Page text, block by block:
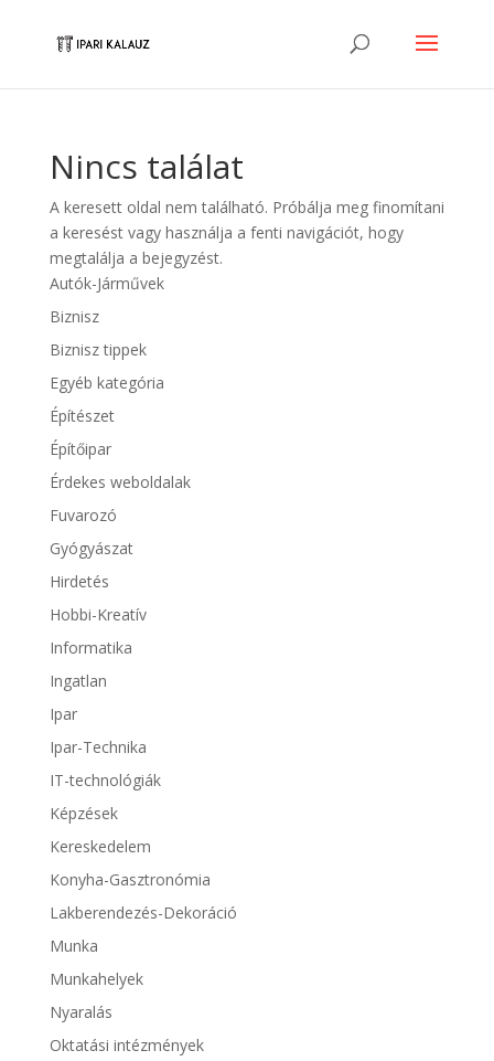
Nincs találat
A keresett oldal nem található. Próbálja meg finomítani
a keresést vagy használja a fenti navigációt, hogy
megtalálja a bejegyzést.
Autók-Járművek
Biznisz
Biznisz tippek
Egyéb kategória
Építészet
Építőipar
Érdekes weboldalak
Fuvarozó
Gyógyászat
Hirdetés
Hobbi-Kreatív
Informatika
Ingatlan
Ipar
Ipar-Technika
IT-technológiák
Képzések
Kereskedelem
Konyha-Gasztronómia
Lakberendezés-Dekoráció
Munka
Munkahelyek
Nyaralás
Oktatási intézmények